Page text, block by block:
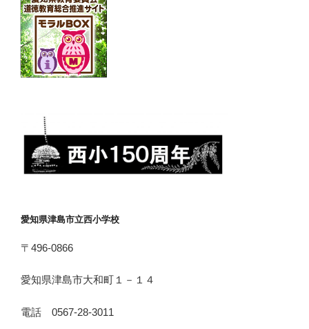
愛知県津島市立西小学校
〒496-0866
愛知県津島市大和町１－１４
電話 0567-28-3011